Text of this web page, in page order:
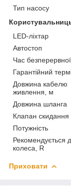
Тип насосу
LED-ліхтар
Автостоп
Час
Гарантійний
Довжина кабелю
живлення, м
Довжина шланга
Клапан скидання
Потужність
Рекомендується
колеса, R
Приховати